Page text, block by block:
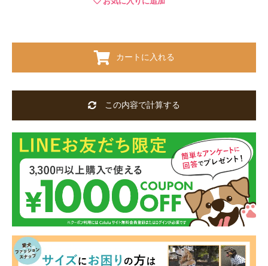
カートに入れる
この内容で計算する